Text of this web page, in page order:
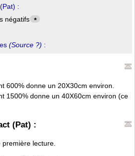
:
négatifs *
(Source ?) :
600% donne un 20X30cm environ.
1500% donne un 40X60cm environ (ce
(Pat) :
lecture.